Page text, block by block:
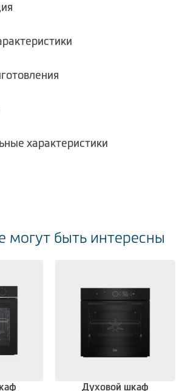
характеристики
могут быть интересны
Духовой шкаф